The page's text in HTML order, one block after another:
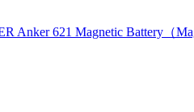
Anker 621 Magnetic Battery（